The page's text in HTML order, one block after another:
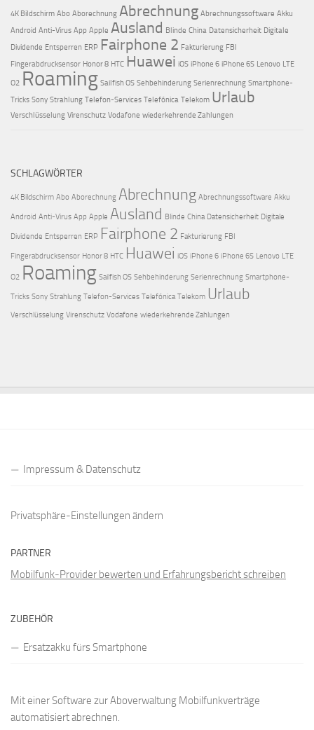
4K Bildschirm Abo Aborechnung Abrechnung Abrechnungssoftware Akku
Android Anti-Virus App Apple Ausland Blinde China Datensicherheit Digitale
Dividende Entsperren ERP Fairphone 2 Fakturierung FBI
Fingerabdrucksensor Honor 8 HTC Huawei iOS iPhone 6 iPhone 6S Lenovo LTE
O2 Roaming Sailfish OS Sehbehinderung Serienrechnung Smartphone-
Tricks Sony Strahlung Telefon-Services Telefónica Telekom Urlaub
Verschlüsselung Virenschutz Vodafone wiederkehrende Zahlungen
SCHLAGWÖRTER
4K Bildschirm Abo Aborechnung Abrechnung Abrechnungssoftware Akku
Android Anti-Virus App Apple Ausland Blinde China Datensicherheit Digitale
Dividende Entsperren ERP Fairphone 2 Fakturierung FBI
Fingerabdrucksensor Honor 8 HTC Huawei iOS iPhone 6 iPhone 6S Lenovo LTE
O2 Roaming Sailfish OS Sehbehinderung Serienrechnung Smartphone-
Tricks Sony Strahlung Telefon-Services Telefónica Telekom Urlaub
Verschlüsselung Virenschutz Vodafone wiederkehrende Zahlungen
Impressum & Datenschutz
Privatsphäre-Einstellungen ändern
PARTNER
Mobilfunk-Provider bewerten und Erfahrungsbericht schreiben
ZUBEHÖR
Ersatzakku fürs Smartphone
Mit einer Software zur Aboverwaltung Mobilfunkverträge
automatisiert abrechnen.